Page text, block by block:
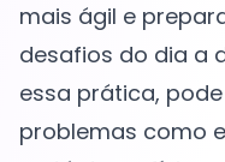
mais ágil e
desafios do dia a
essa prática,
problemas como